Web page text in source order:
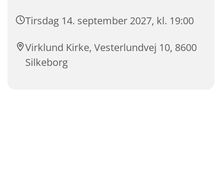
Tirsdag 14. september 2027, kl. 19:00
Virklund Kirke, Vesterlundvej 10, 8600
Silkeborg